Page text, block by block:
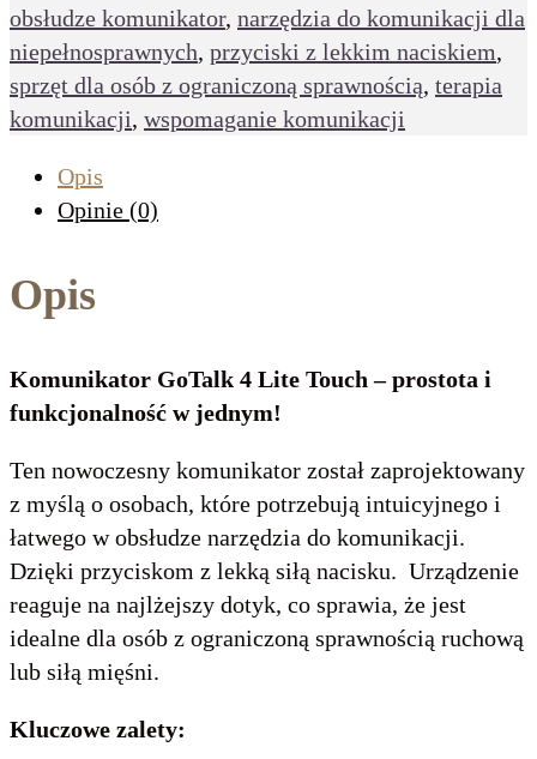
Lekkim
Naciskiem
obsłudze komunikator, narzędzia do komunikacji dla
niepełnosprawnych, przyciski z lekkim naciskiem,
sprzęt dla osób z ograniczoną sprawnością, terapia
komunikacji, wspomaganie komunikacji
Opis
Opinie (0)
Opis
Komunikator GoTalk 4 Lite Touch – prostota i
funkcjonalność w jednym!
Ten nowoczesny komunikator został zaprojektowany
z myślą o osobach, które potrzebują intuicyjnego i
łatwego w obsłudze narzędzia do komunikacji.
Dzięki przyciskom z lekką siłą nacisku. Urządzenie
reaguje na najlżejszy dotyk, co sprawia, że jest
idealne dla osób z ograniczoną sprawnością ruchową
lub siłą mięśni.
Kluczowe zalety: